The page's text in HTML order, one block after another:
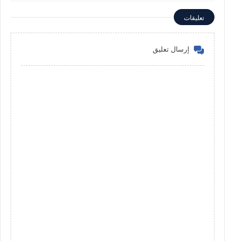
تعليقات
إرسال تعليق